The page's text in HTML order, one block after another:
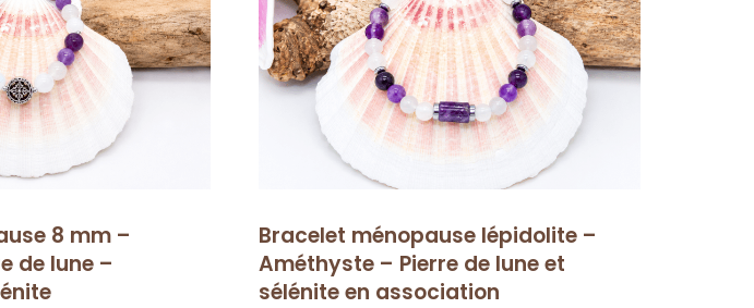
8 mm –
de lune –
Bracelet ménopause lépidolite –
Améthyste – Pierre de lune et
sélénite en association